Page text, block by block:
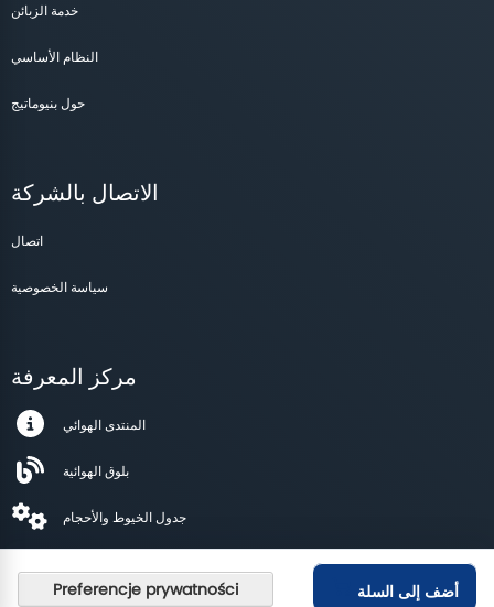
أضف إلى السلة
خدمة الزبائن
النظام الأساسي
حول بنيوماتيج
الاتصال بالشركة
اتصال
سياسة الخصوصية
مركز المعرفة
المنتدى الهوائي
بلوق الهوائية
جدول الخيوط والأحجام